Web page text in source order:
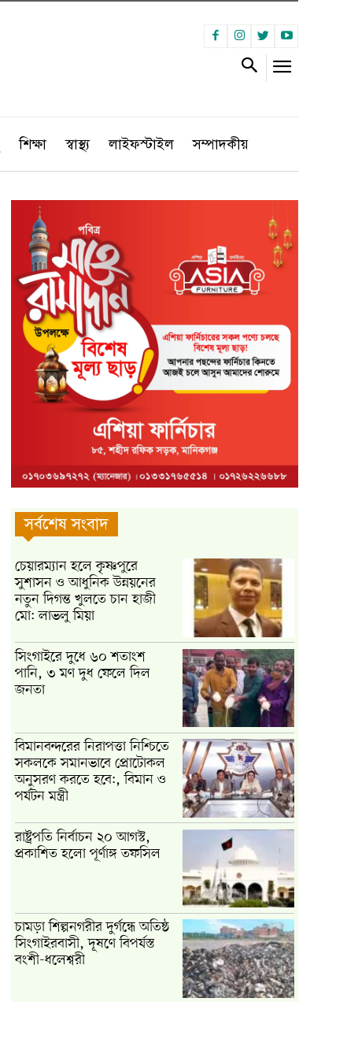
শিক্ষা স্বাস্থ্য লাইফস্টাইল সম্পাদকীয়
সর্বশেষ সংবাদ
চেয়ারম্যান হলে কৃষ্ণপুরে
সুশাসন ও আধুনিক উন্নয়নের
নতুন দিগন্ত খুলতে চান হাজী
মো: লাভলু মিয়া
সিংগাইরে দুধে ৬০ শতাংশ
পানি, ৩ মণ দুধ ফেলে দিল
জনতা
বিমানবন্দরের নিরাপত্তা নিশ্চিতে
সকলকে সমানভাবে প্রোটোকল
অনুসরণ করতে হবে:, বিমান ও
পর্যটন মন্ত্রী
রাষ্ট্রপতি নির্বাচন ২০ আগস্ট,
প্রকাশিত হলো পূর্ণাঙ্গ তফসিল
চামড়া শিল্পনগরীর দুর্গন্ধে অতিষ্ঠ
সিংগাইরবাসী, দূষণে বিপর্যস্ত
বংশী-ধলেশ্বরী